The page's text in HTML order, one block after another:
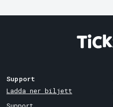
Support
Ladda ner biljett